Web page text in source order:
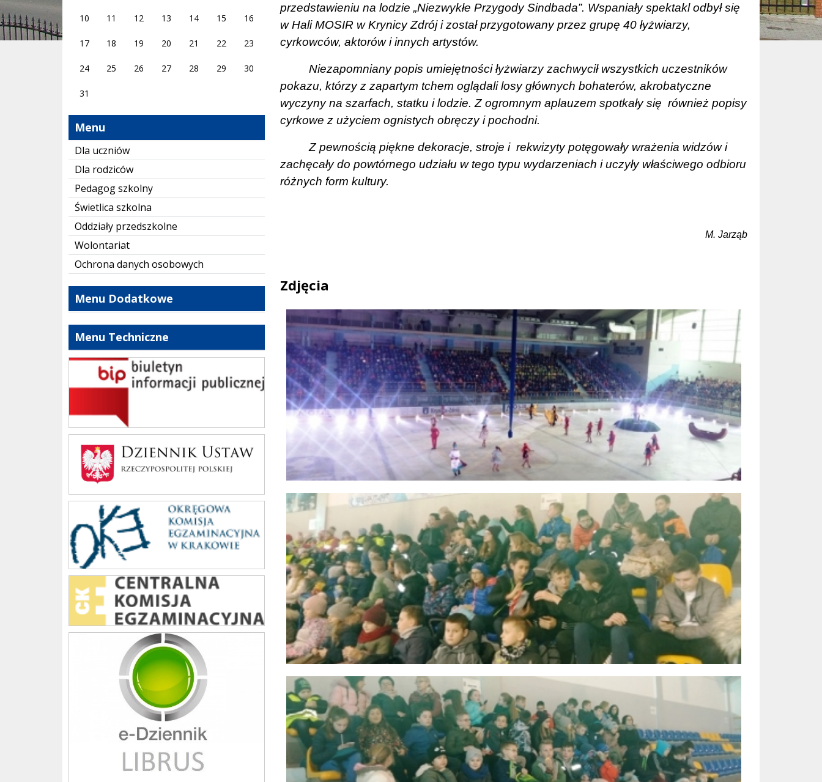
10 11 12 13 14 15 16
17 18 19 20 21 22 23
24 25 26 27 28 29 30
31
Menu
Dla uczniów
Dla rodziców
Pedagog szkolny
Świetlica szkolna
Oddziały przedszkolne
Wolontariat
Ochrona danych osobowych
Menu Dodatkowe
Menu Techniczne
bip szkoły
Dziennik Polski
oke_krakow
cke
Librus szkoła
przedstawieniu na lodzie „Niezwykłe Przygody Sindbada”. Wspaniały spektakl odbył się
w Hali MOSIR w Krynicy Zdrój i został przygotowany przez grupę 40 łyżwiarzy,
cyrkowców, aktorów i innych artystów.
Niezapomniany popis umiejętności łyżwiarzy zachwycił wszystkich uczestników
pokazu, którzy z zapartym tchem oglądali losy głównych bohaterów, akrobatyczne
wyczyny na szarfach, statku i lodzie. Z ogromnym aplauzem spotkały się również popisy
cyrkowe z użyciem ognistych obręczy i pochodni.
Z pewnością piękne dekoracje, stroje i rekwizyty potęgowały wrażenia widzów i
zachęcały do powtórnego udziału w tego typu wydarzeniach i uczyły właściwego odbioru
różnych form kultury.
M. Jarząb
Zdjęcia